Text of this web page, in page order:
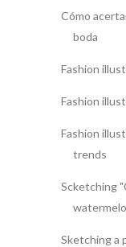
Cómo
boda
Fashion
Fashion
Fashion
trends
Scketching
Sketching a